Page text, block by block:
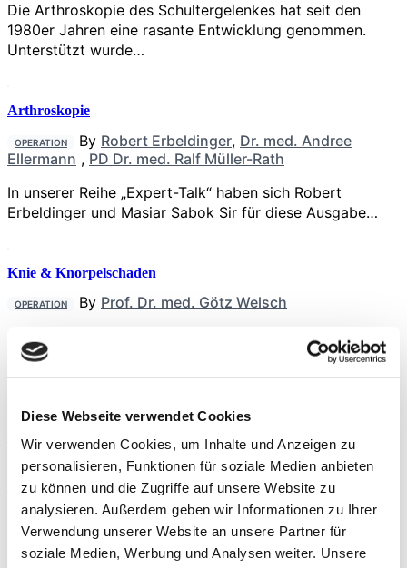
Diese Webseite verwendet Cookies
Wir verwenden Cookies, um Inhalte und Anzeigen zu
personalisieren, Funktionen für soziale Medien anbieten
zu können und die Zugriffe auf unsere Website zu
analysieren. Außerdem geben wir Informationen zu Ihrer
Verwendung unserer Website an unsere Partner für
soziale Medien, Werbung und Analysen weiter. Unsere
Die Arthroskopie des Schultergelenkes hat seit den
1980er Jahren eine rasante Entwicklung genommen.
Unterstützt wurde…
Arthroskopie
OPERATION By Robert Erbeldinger, Dr. med. Andree
Ellermann , PD Dr. med. Ralf Müller-Rath
In unserer Reihe „Expert-Talk“ haben sich Robert
Erbeldinger und Masiar Sabok Sir für diese Ausgabe…
Knie & Knorpelschaden
OPERATION By Prof. Dr. med. Götz Welsch
Leistungssportler sind in einem sehr hohen Maße auf die
dauerhafte Funktionsfähigkeit ihres Körpers angewiesen,
um…
Gesundheitsprävention
TRAINING By Prof. Dr. med. Werner Krutsch,Prof. Dr.
med. Dr. biol. hom. Volker Alt
Prävention – das Fundament für Erfolg. Prävention ist
kein Automatismus, ­­sie muss organisiert und
kontrolliert…